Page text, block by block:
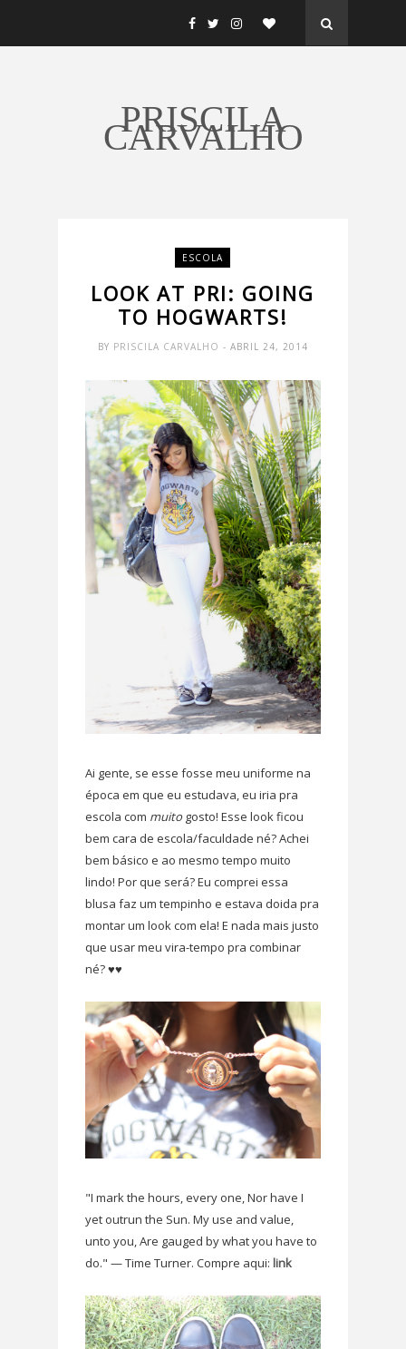
PRISCILA
CARVALHO
ESCOLA
LOOK AT PRI: GOING
TO HOGWARTS!
BY PRISCILA CARVALHO - ABRIL 24, 2014
Ai gente, se esse fosse meu uniforme na
época em que eu estudava, eu iria pra
escola com muito gosto! Esse look ficou
bem cara de escola/faculdade né? Achei
bem básico e ao mesmo tempo muito
lindo! Por que será? Eu comprei essa
blusa faz um tempinho e estava doida pra
montar um look com ela! E nada mais justo
que usar meu vira-tempo pra combinar
né? ♥♥
"I mark the hours, every one, Nor have I
yet outrun the Sun. My use and value,
unto you, Are gauged by what you have to
do." — Time Turner. Compre aqui: link